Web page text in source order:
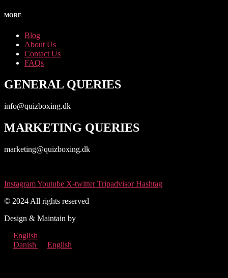
MORE
Blog
About Us
Contact Us
FAQs
GENERAL QUERIES
info@quizboxing.dk
MARKETING QUERIES
marketing@quizboxing.dk
InstagramYoutube X-twitter Tripadvisor Hashtag
© 2024 All rights reserved
Design & Maintain by
English
Danish
English